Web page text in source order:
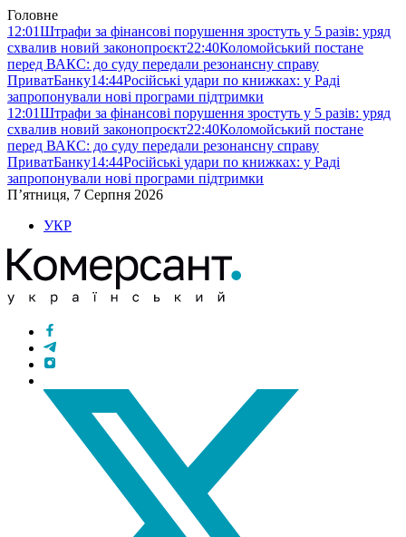
Головне
12:01Штрафи за фінансові порушення зростуть у 5 разів: уряд
схвалив новий законопроєкт22:40Коломойський постане
перед ВАКС: до суду передали резонансну справу
ПриватБанку14:44Російські удари по книжках: у Раді
запропонували нові програми підтримки
12:01Штрафи за фінансові порушення зростуть у 5 разів: уряд
схвалив новий законопроєкт22:40Коломойський постане
перед ВАКС: до суду передали резонансну справу
ПриватБанку14:44Російські удари по книжках: у Раді
запропонували нові програми підтримки
П’ятниця, 7 Серпня 2026
УКР